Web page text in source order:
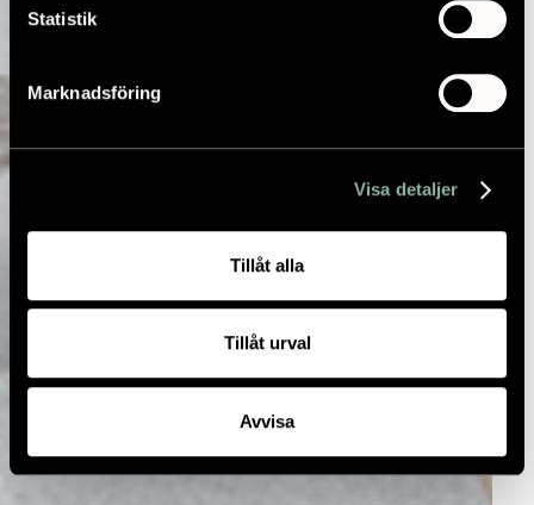
Statistik
Marknadsföring
Visa detaljer
Tillåt alla
Tillåt urval
Avvisa